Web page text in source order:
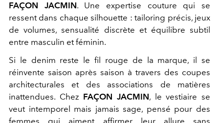
FAÇON JACMIN. Une expertise couture qui se
ressent dans chaque silhouette : tailoring précis, jeux
de volumes, sensualité discrète et équilibre subtil
entre masculin et féminin.
Si le denim reste le fil rouge de la marque, il se
réinvente saison après saison à travers des coupes
architecturales et des associations de matières
inattendues. Chez FAÇON JACMIN, le vestiaire se
veut intemporel mais jamais sage, pensé pour des